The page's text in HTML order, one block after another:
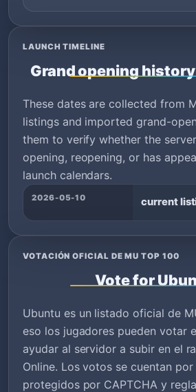
LAUNCH TIMELINE
Grand opening
These dates are collected from
listings and imported grand-
them to verify whether the
opening, reopening, or has
launch calendars.
2026-05-10 current
VOTACIÓN OFICIAL DE MU TOP 100
Vote for
Ubuntu es un listado oficial de
eso los jugadores pueden votar
ayudar al servidor a subir en el
Online. Los votos se cuentan
protegidos por CAPTCHA y